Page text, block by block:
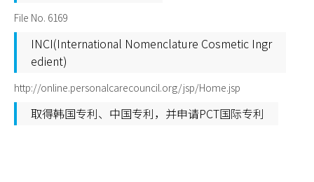
File No. 6169
INCI(International Nomenclature Cosmetic Ingr
edient)
http://online.personalcarecouncil.org/jsp/Home.jsp
取得韩国专利、中国专利，并申请PCT国际专利